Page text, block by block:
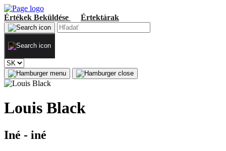
Értékek Beküldése Értektárak
Louis Black
Iné - iné